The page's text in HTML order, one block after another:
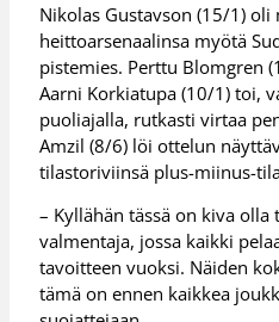
Nikolas Gustavson (15/1)
heittoarsenaalinsa myötä
pistemies. Perttu Blomgren
Aarni Korkiatupa (10/1) toi,
puoliajalla, rutkasti virtaa
Amzil (8/6) löi ottelun
tilastoriviinsä plus-miinus-
– Kyllähän tässä on kiva
valmentaja, jossa kaikki
tavoitteen vuoksi. Näiden
tämä on ennen kaikkea